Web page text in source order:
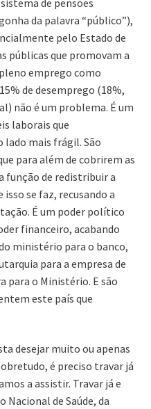
da palavra “público”),
pelo Estado de
públicas que promovam a
emprego como
de desemprego (18%,
não é um problema. É um
laborais que
lado mais frágil. São
para além de cobrirem as
função de redistribuir a
se faz, recusando a
É um poder político
financeiro, acabando
ministério para o banco,
para a empresa de
para o Ministério. E são
este país que
desejar muito ou apenas
é preciso travar já
a assistir. Travar já e
Nacional de Saúde, da